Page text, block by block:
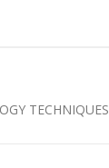
TECHNIQUES